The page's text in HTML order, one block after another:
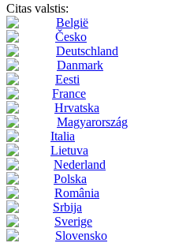
Citas valstis:
België
Česko
Deutschland
Danmark
Eesti
France
Hrvatska
Magyarország
Italia
Lietuva
Nederland
Polska
România
Srbija
Sverige
Slovensko